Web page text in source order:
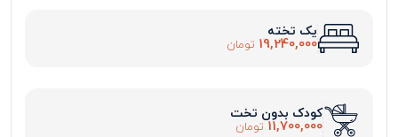
یک تخته
19,240,000 تومان
کودک بدون تخت
11,700,000 تومان